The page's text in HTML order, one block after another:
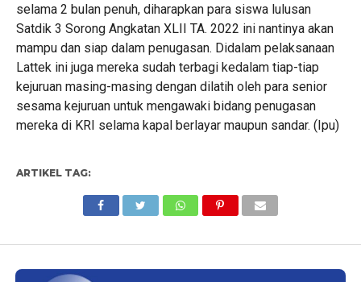
selama 2 bulan penuh, diharapkan para siswa lulusan
Satdik 3 Sorong Angkatan XLII TA. 2022 ini nantinya akan
mampu dan siap dalam penugasan. Didalam pelaksanaan
Lattek ini juga mereka sudah terbagi kedalam tiap-tiap
kejuruan masing-masing dengan dilatih oleh para senior
sesama kejuruan untuk mengawaki bidang penugasan
mereka di KRI selama kapal berlayar maupun sandar. (Ipu)
ARTIKEL TAG: